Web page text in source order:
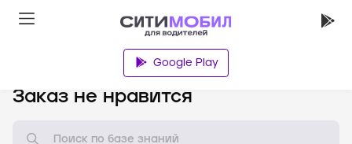
Google Play
Заказ не нравится